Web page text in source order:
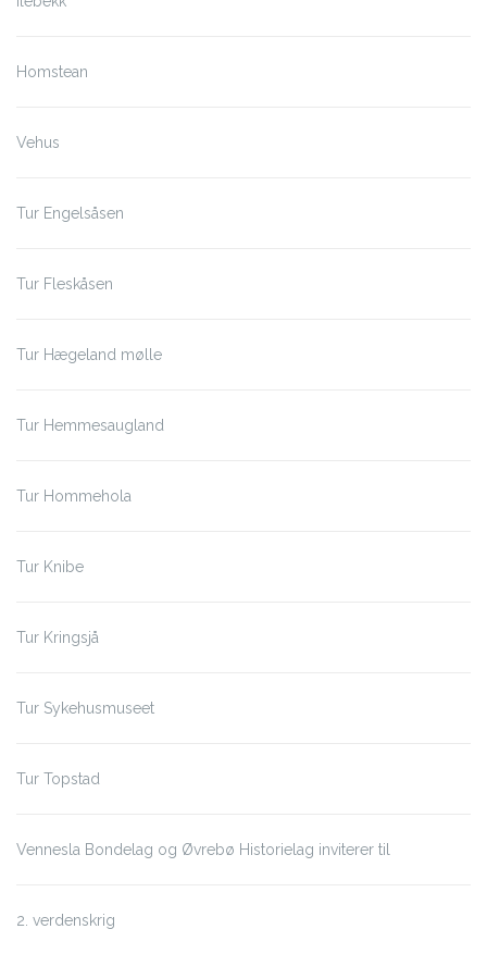
Homstean
Vehus
Tur Engelsåsen
Tur Fleskåsen
Tur Hægeland mølle
Tur Hemmesaugland
Tur Hommehola
Tur Knibe
Tur Kringsjå
Tur Sykehusmuseet
Tur Topstad
Vennesla Bondelag og Øvrebø Historielag inviterer til
2. verdenskrig